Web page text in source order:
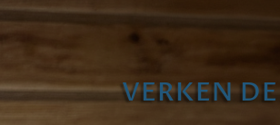
VERKEN